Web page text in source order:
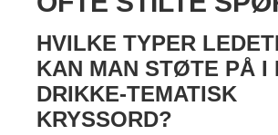
HVILKE TYPER
KAN MAN STØTE PÅ I
DRIKKE-TEMATISK
KRYSSORD?